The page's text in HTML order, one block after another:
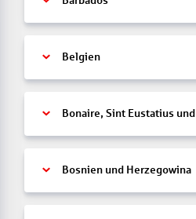
Belgien
Bonaire, Sint Eustatius und
Bosnien und Herzegowina